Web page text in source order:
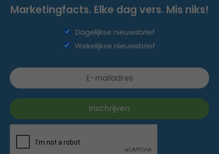
Marketingfacts. Elke dag vers. Mis niks!
Dagelijkse nieuwsbrief
Wekelijkse nieuwsbrief